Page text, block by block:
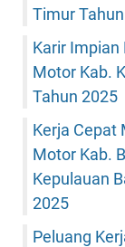
Timur
Karir Impian
Motor Kab.
Tahun 2025
Kerja Cepat
Motor Kab.
Kepulauan
2025
Peluang